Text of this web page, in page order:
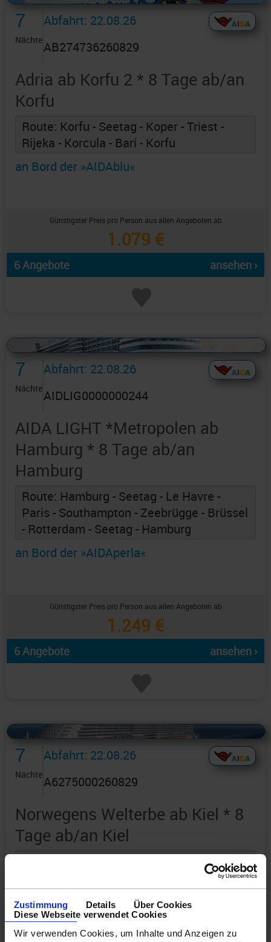
Zustimmung Details
Über Cookies
Diese Webseite verwendet Cookies
Wir verwenden Cookies, um Inhalte und Anzeigen zu
7
Nächte
Abfahrt: 22.08.26
AB274736260829
Adria ab Korfu 2 * 8 Tage ab/an
Korfu
Route: Korfu - Seetag - Koper - Triest -
Rijeka - Korcula - Bari - Korfu
an Bord der »AIDAblu«
Günstigster Preis pro Person aus allen Angeboten ab
1.079 €
6 Angebote ansehen ›
Alles Bildmaterial von AIDAcruises ist ©AIDAcruises
7
Nächte
Abfahrt: 22.08.26
AIDLIG0000000244
AIDA LIGHT *Metropolen ab
Hamburg * 8 Tage ab/an
Hamburg
Route: Hamburg - Seetag - Le Havre -
Paris - Southampton - Zeebrügge - Brüssel
- Rotterdam - Seetag - Hamburg
an Bord der »AIDAperla«
Günstigster Preis pro Person aus allen Angeboten ab
1.249 €
6 Angebote ansehen ›
Alles Bildmaterial von AIDAcruises ist ©AIDAcruises
7
Nächte
Abfahrt: 22.08.26
A6275000260829
Norwegens Welterbe ab Kiel * 8
Tage ab/an Kiel
Route: Kiel - Seetag - Bergen - Flåm -
Kreuzen im Aurlandsfjord - Alesund -
Haugesund - Seetag - Kiel
an Bord der »AIDAnova«